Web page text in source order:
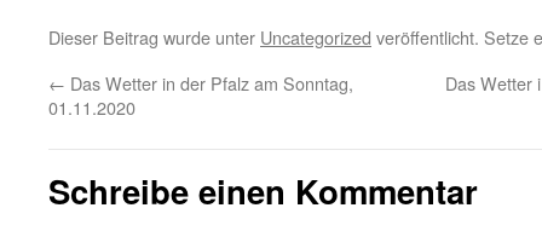
Dieser Beitrag wurde unter Uncategorized veröffentlicht. Setze
← Das Wetter in der Pfalz am Sonntag,
01.11.2020
Das Wetter
Schreibe einen Kommentar